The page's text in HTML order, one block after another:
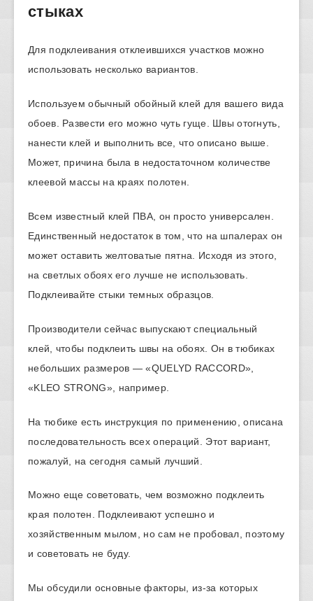
стыках
Для подклеивания отклеившихся участков можно
использовать несколько вариантов.
Используем обычный обойный клей для вашего вида
обоев. Развести его можно чуть гуще. Швы отогнуть,
нанести клей и выполнить все, что описано выше.
Может, причина была в недостаточном количестве
клеевой массы на краях полотен.
Всем известный клей ПВА, он просто универсален.
Единственный недостаток в том, что на шпалерах он
может оставить желтоватые пятна. Исходя из этого,
на светлых обоях его лучше не использовать.
Подклеивайте стыки темных образцов.
Производители сейчас выпускают специальный
клей, чтобы подклеить швы на обоях. Он в тюбиках
небольших размеров — «QUELYD RACCORD»,
«KLEO STRONG», например.
На тюбике есть инструкция по применению, описана
последовательность всех операций. Этот вариант,
пожалуй, на сегодня самый лучший.
Можно еще советовать, чем возможно подклеить
края полотен. Подклеивают успешно и
хозяйственным мылом, но сам не пробовал, поэтому
и советовать не буду.
Мы обсудили основные факторы, из-за которых